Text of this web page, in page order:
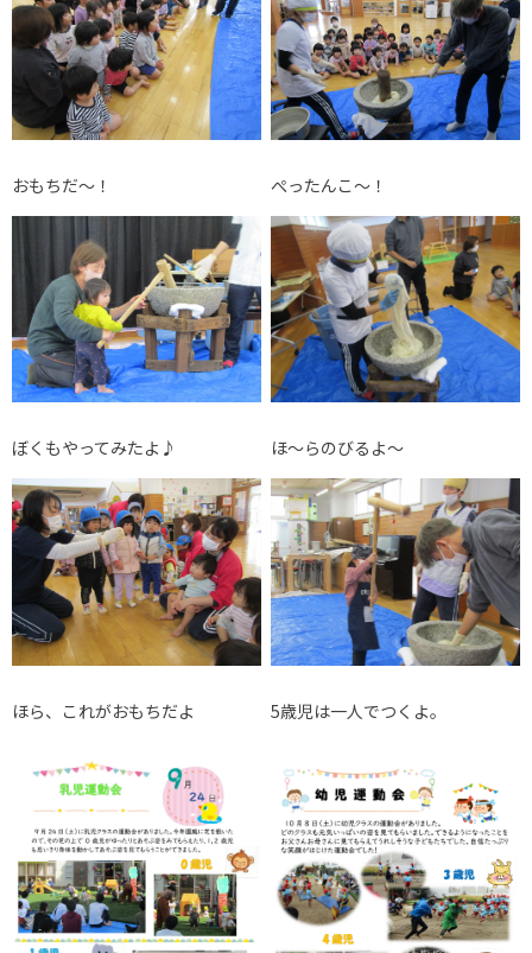
おもちだ～！ ぺったんこ～！
ぼくもやってみたよ♪ ほ～らのびるよ～
ほら、これがおもちだよ 5歳児は一人でつくよ。